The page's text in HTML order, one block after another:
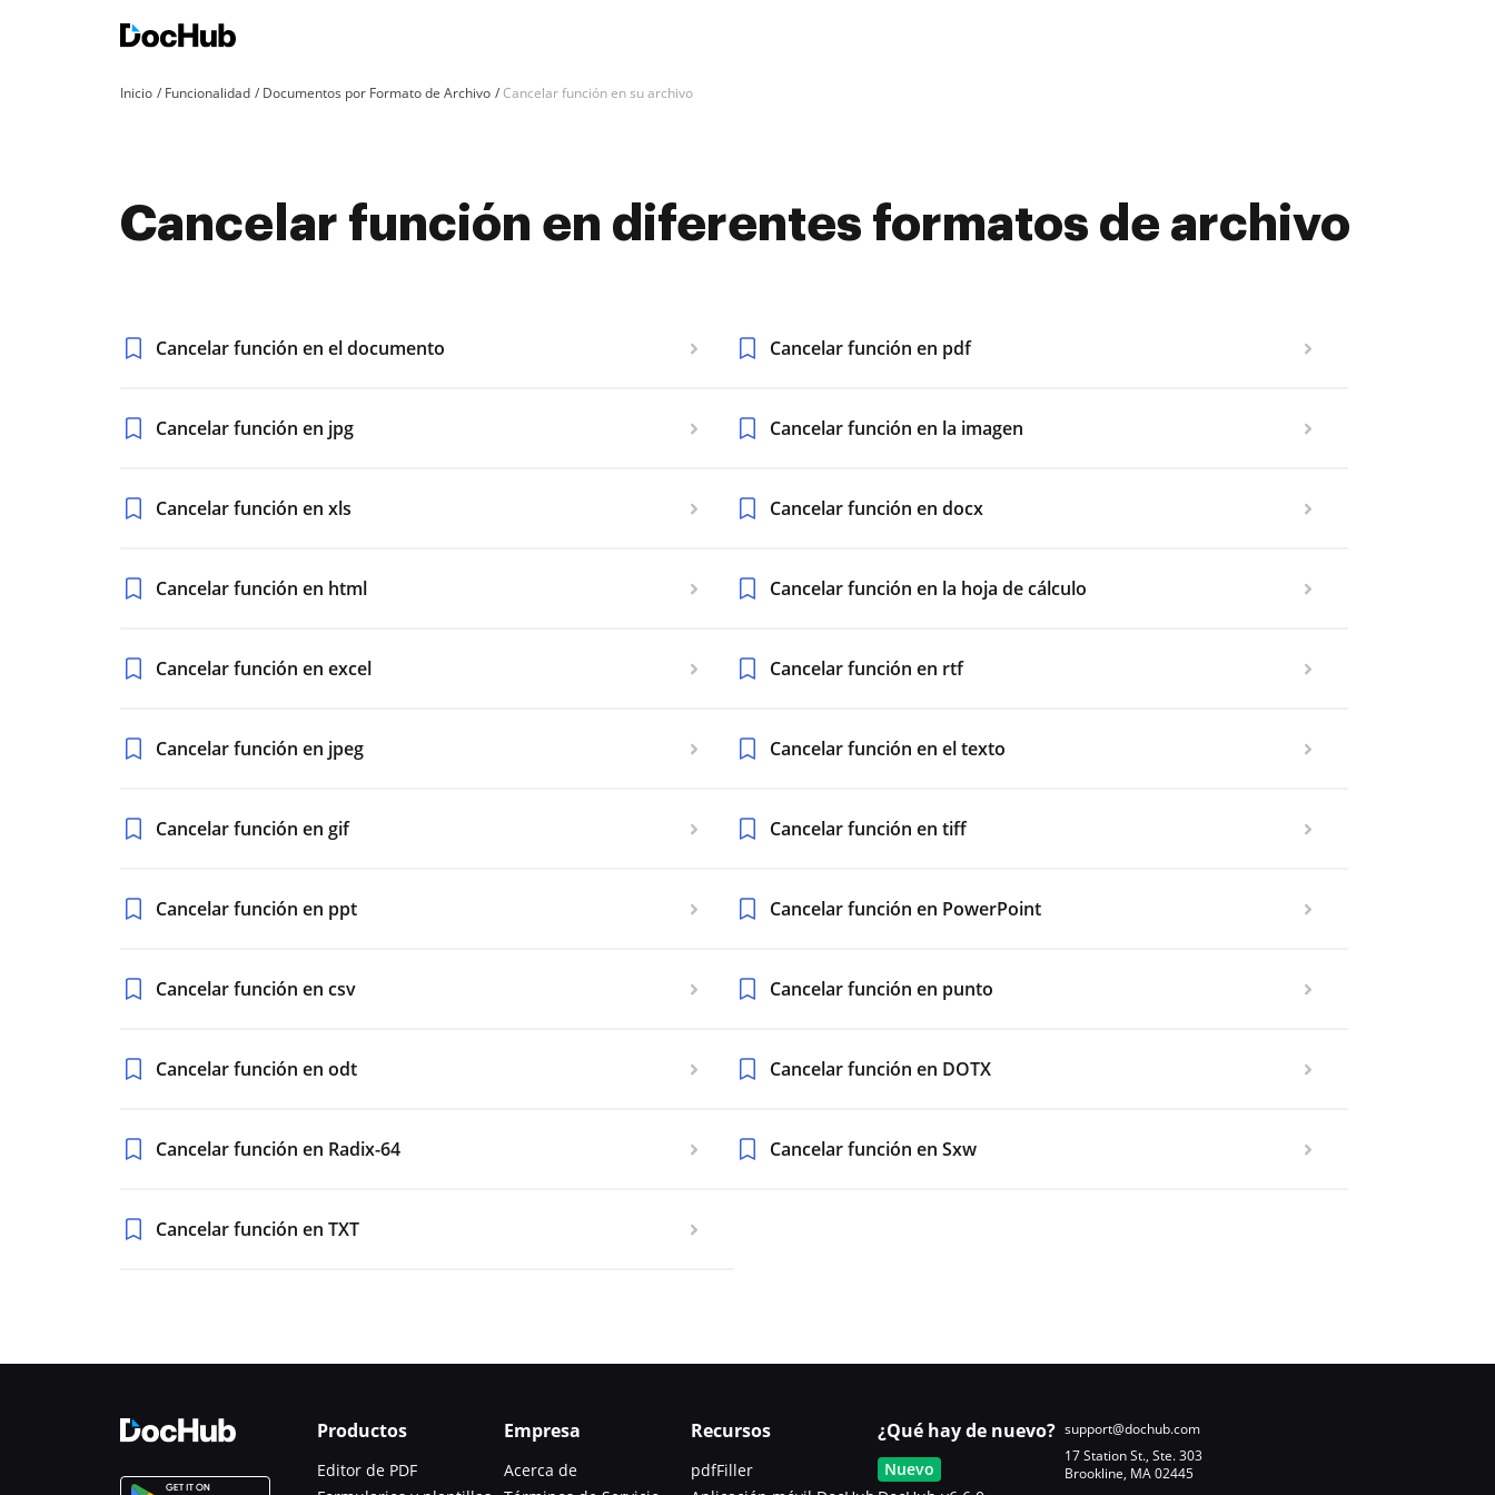
Inicio Funcionalidad Documentos por Formato de Archivo Cancelar función en su archivo
Cancelar función en diferentes formatos de archivo
Cancelar función en el documento Cancelar función en pdf
Cancelar función en jpg Cancelar función en la imagen
Cancelar función en xls Cancelar función en docx
Cancelar función en html Cancelar función en la hoja de cálculo
Cancelar función en excel Cancelar función en rtf
Cancelar función en jpeg Cancelar función en el texto
Cancelar función en gif Cancelar función en tiff
Cancelar función en ppt Cancelar función en PowerPoint
Cancelar función en csv Cancelar función en punto
Cancelar función en odt Cancelar función en DOTX
Cancelar función en Radix-64 Cancelar función en Sxw
Cancelar función en TXT
Productos
Editor de PDF
Empresa
Acerca de
Recursos
pdfFiller
¿Qué hay de nuevo?
Nuevo
support@dochub.com
17 Station St., Ste. 303
Brookline, MA 02445